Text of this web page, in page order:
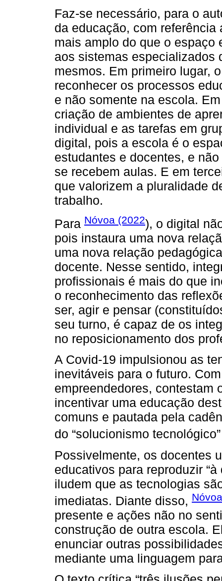
Faz-se necessário, para o
da educação, com
mais amplo do que o espaço
aos sistemas especializados
mesmos. Em primeiro lugar,
reconhecer os processos
e não somente na escola.
criação de ambientes de
individual e as tarefas em
digital, pois a escola é o
estudantes e docentes, e
se recebem aulas. E em
que valorizem a pluralidade
trabalho.
Para Nóvoa (2022), o digital
pois instaura uma nova
uma nova relação
docente. Nesse sentido,
profissionais é mais do que
o reconhecimento das
ser, agir e pensar
seu turno, é capaz de os
no reposicionamento dos
A Covid-19 impulsionou as
inevitáveis para o futuro.
empreendedores, contestam
incentivar uma educação
comuns e pautada pela
do “solucionismo
Possivelmente, os docentes
educativos para reproduzir
iludem que as tecnologias
imediatas. Diante disso,
presente e ações não no
construção de outra escola.
enunciar outras
mediante uma linguagem